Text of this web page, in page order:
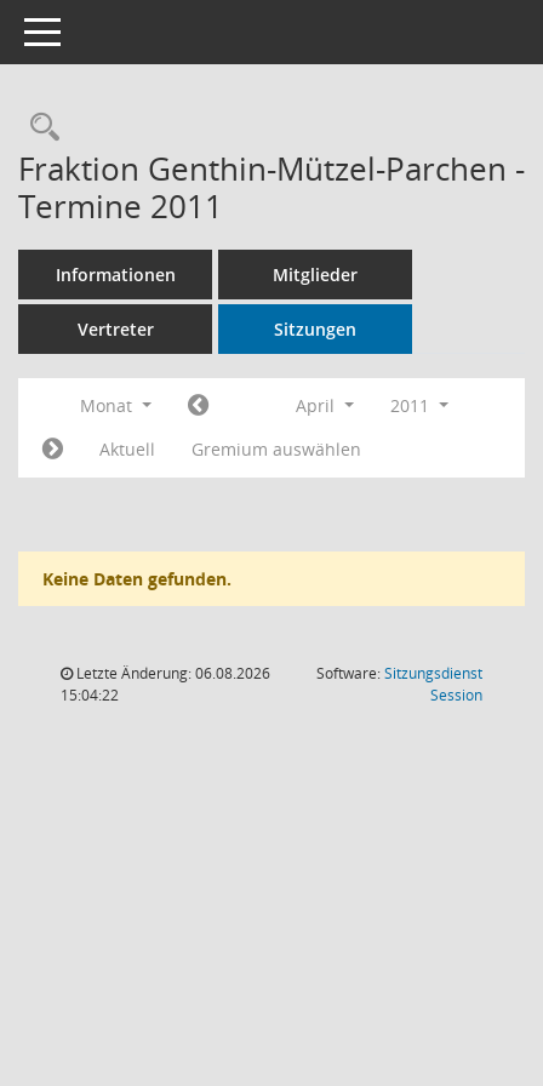
Toggle navigation
Rechercheauswahl
Fraktion Genthin-Mützel-Parchen -
Termine 2011
Informationen Mitglieder
Vertreter Sitzungen
Monat April
2011
Aktuell
Gremium auswählen
Keine Daten gefunden.
Letzte Änderung: 06.08.2026
15:04:22
Software:Sitzungsdienst
Session(Wird in